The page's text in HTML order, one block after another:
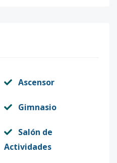
Ascensor
Gimnasio
Salón de
Actividades